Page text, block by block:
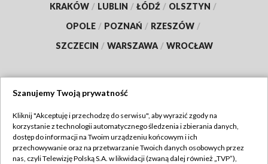
KRAKÓW / LUBLIN / ŁÓDŹ / OLSZTYN /
OPOLE / POZNAŃ / RZESZÓW /
SZCZECIN / WARSZAWA / WROCŁAW
TVP
Abonament TVP
Regulamin TVP
Szanujemy Twoją prywatność
Kliknij "Akceptuję i przechodzę do serwisu", aby wyrazić zgody na
korzystanie z technologii automatycznego śledzenia i zbierania danych,
dostęp do informacji na Twoim urządzeniu końcowym i ich
przechowywanie oraz na przetwarzanie Twoich danych osobowych przez
nas, czyli Telewizję Polską S.A. w likwidacji (zwaną dalej również „TVP”),